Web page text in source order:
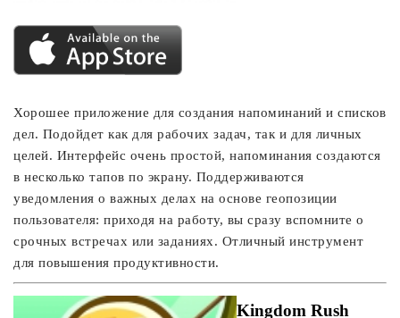
Хорошее приложение для создания напоминаний и списков
дел. Подойдет как для рабочих задач, так и для личных
целей. Интерфейс очень простой, напоминания создаются
в несколько тапов по экрану. Поддерживаются
уведомления о важных делах на основе геопозиции
пользователя: приходя на работу, вы сразу вспомните о
срочных встречах или заданиях. Отличный инструмент
для повышения продуктивности.
Kingdom Rush